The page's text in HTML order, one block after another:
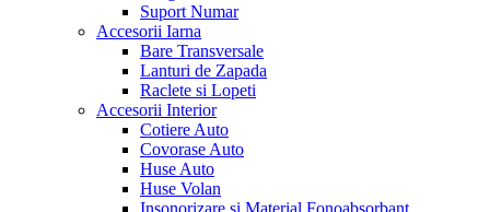
Suport Numar
Accesorii Iarna
Bare Transversale
Lanturi de Zapada
Raclete si Lopeti
Accesorii Interior
Cotiere Auto
Covorase Auto
Huse Auto
Huse Volan
Insonorizare si Material Fonoabsorbant